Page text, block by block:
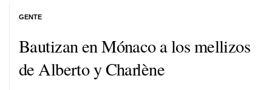
Bautizan en Mónaco a los mellizos
de Alberto y Charlène
GENTE